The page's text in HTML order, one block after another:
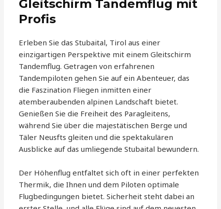
Gleitschirm Tandemflug mit
Profis
Erleben Sie das Stubaital, Tirol aus einer
einzigartigen Perspektive mit einem Gleitschirm
Tandemflug. Getragen von erfahrenen
Tandempiloten gehen Sie auf ein Abenteuer, das
die Faszination Fliegen inmitten einer
atemberaubenden alpinen Landschaft bietet.
Genießen Sie die Freiheit des Paragleitens,
während Sie über die majestätischen Berge und
Täler Neusfts gleiten und die spektakulären
Ausblicke auf das umliegende Stubaital bewundern.
Der Höhenflug entfaltet sich oft in einer perfekten
Thermik, die Ihnen und dem Piloten optimale
Flugbedingungen bietet. Sicherheit steht dabei an